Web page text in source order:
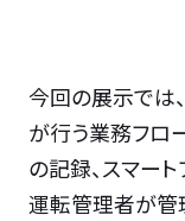
今回の展示では
が行う業務フロ
の記録、スマー
運転管理者が管